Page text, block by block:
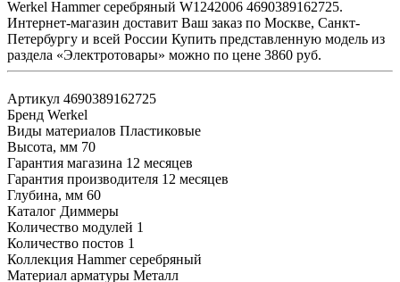
Werkel Hammer серебряный W1242006 4690389162725.
Интернет-магазин доставит Ваш заказ по Москве, Санкт-
Петербургу и всей России Купить представленную модель из
раздела «Электротовары» можно по цене 3860 руб.
Артикул 4690389162725
Бренд Werkel
Виды материалов Пластиковые
Высота, мм 70
Гарантия магазина 12 месяцев
Гарантия производителя 12 месяцев
Глубина, мм 60
Каталог Диммеры
Количество модулей 1
Количество постов 1
Коллекция Hammer серебряный
Материал арматуры Металл